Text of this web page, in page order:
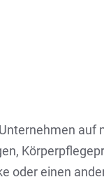
auf
oder einen